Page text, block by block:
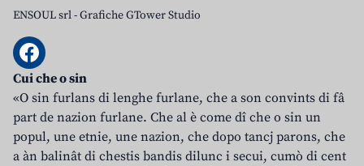
ENSOUL srl-Grafiche GTower Studio
Cui che o sin
«O sin furlans di lenghe furlane, che a son convints di fâ
part de nazion furlane. Che al è come dî che o sin un
popul, une etnie, une nazion, che dopo tancj parons, che
a àn balinât di chestis bandis dilunc i secui, cumò di cent